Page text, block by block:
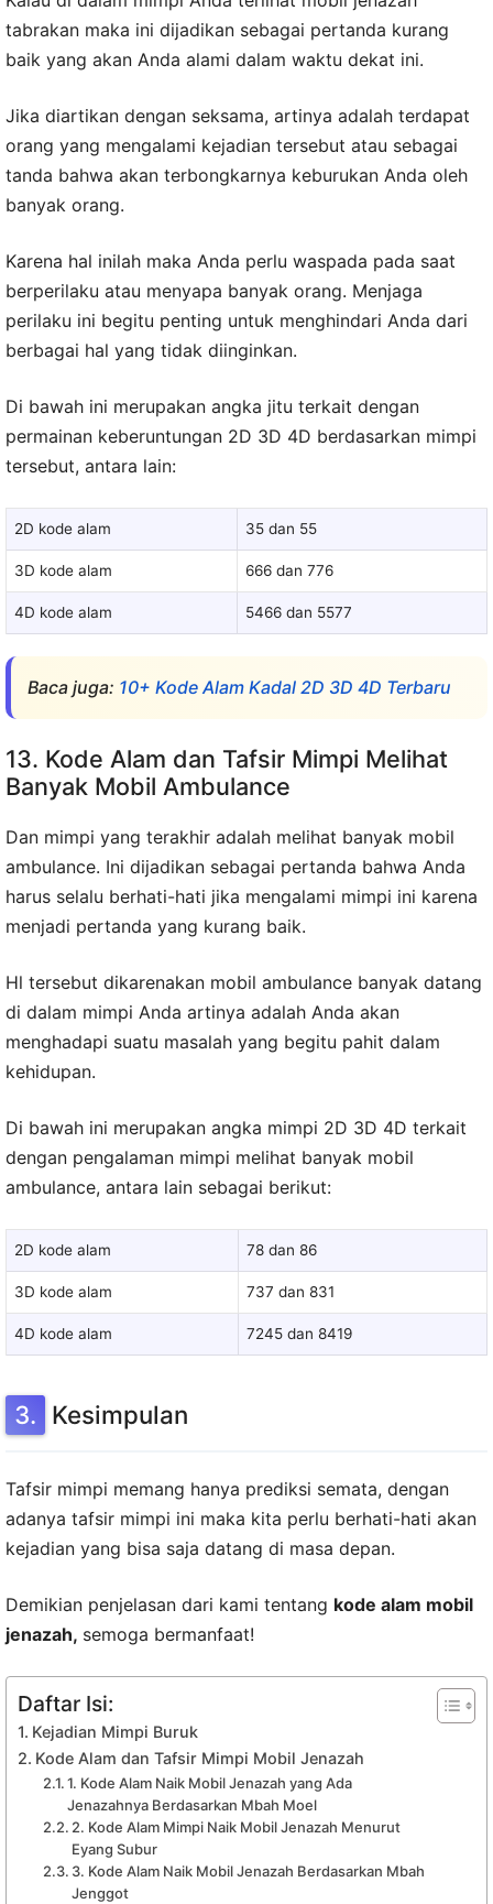
tabrakan maka ini dijadikan sebagai pertanda kurang
baik yang akan Anda alami dalam waktu dekat ini.
Jika diartikan dengan seksama, artinya adalah terdapat
orang yang mengalami kejadian tersebut atau sebagai
tanda bahwa akan terbongkarnya keburukan Anda oleh
banyak orang.
Karena hal inilah maka Anda perlu waspada pada saat
berperilaku atau menyapa banyak orang. Menjaga
perilaku ini begitu penting untuk menghindari Anda dari
berbagai hal yang tidak diinginkan.
Di bawah ini merupakan angka jitu terkait dengan
permainan keberuntungan 2D 3D 4D berdasarkan mimpi
tersebut, antara lain:
2D kode alam 35 dan 55
3D kode alam 666 dan 776
4D kode alam 5466 dan 5577
Baca juga: 10+ Kode Alam Kadal 2D 3D 4D Terbaru
13. Kode Alam dan Tafsir Mimpi Melihat
Banyak Mobil Ambulance
Dan mimpi yang terakhir adalah melihat banyak mobil
ambulance. Ini dijadikan sebagai pertanda bahwa Anda
harus selalu berhati-hati jika mengalami mimpi ini karena
menjadi pertanda yang kurang baik.
Hl tersebut dikarenakan mobil ambulance banyak datang
di dalam mimpi Anda artinya adalah Anda akan
menghadapi suatu masalah yang begitu pahit dalam
kehidupan.
Di bawah ini merupakan angka mimpi 2D 3D 4D terkait
dengan pengalaman mimpi melihat banyak mobil
ambulance, antara lain sebagai berikut:
2D kode alam 78 dan 86
3D kode alam 737 dan 831
4D kode alam 7245 dan 8419
Kesimpulan
Tafsir mimpi memang hanya prediksi semata, dengan
adanya tafsir mimpi ini maka kita perlu berhati-hati akan
kejadian yang bisa saja datang di masa depan.
Demikian penjelasan dari kami tentang kode alam mobil
jenazah, semoga bermanfaat!
Daftar Isi:
Kejadian Mimpi Buruk
Kode Alam dan Tafsir Mimpi Mobil Jenazah
1. Kode Alam Naik Mobil Jenazah yang Ada
Jenazahnya Berdasarkan Mbah Moel
2. Kode Alam Mimpi Naik Mobil Jenazah Menurut
Eyang Subur
3. Kode Alam Naik Mobil Jenazah Berdasarkan Mbah
Jenggot